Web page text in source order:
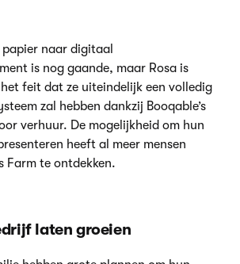
naar digitaal
is nog gaande, maar Rosa is
feit dat ze uiteindelijk een volledig
zal hebben dankzij Booqable’s
verhuur. De mogelijkheid om hun
heeft al meer mensen
Farm te ontdekken.
laten groeien